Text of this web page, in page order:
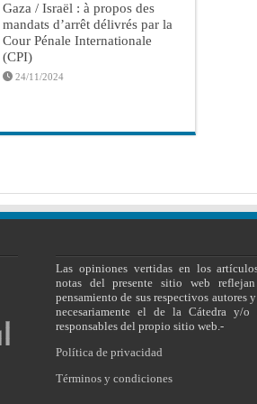
Gaza / Israël : à propos des
mandats d’arrêt délivrés par la
Cour Pénale Internationale
(CPI)
24/11/2024
Las opiniones vertidas en los
notas del presente sitio web
pensamiento de sus respectivos autores
necesariamente el de la Cátedra y/o
responsables del propio sitio web.-
Política de privacidad
Términos y condiciones